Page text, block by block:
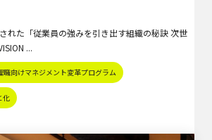
れた「従業員の強みを引き出す組織の秘訣 次世
...
職向けマネジメント変革プログラム
化